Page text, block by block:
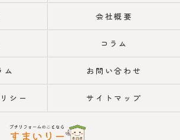
会社概要
コラム
ム お問い合わせ
シー サイトマップ